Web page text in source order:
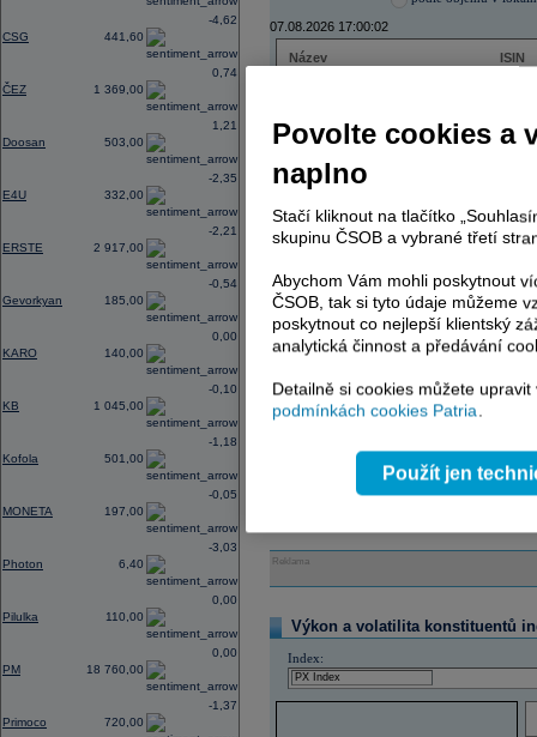
CSG 441,60
-4,62
ČEZ 1 369,00
0,74
Doosan 503,00
1,21
E4U 332,00
-2,35
ERSTE 2 917,00
-2,21
Gevorkyan 185,00
-0,54
KARO 140,00
0,00
KB 1 045,00
-0,10
Kofola 501,00
-1,18
MONETA 197,00
-0,05
Photon 6,40
-3,03
Pilulka 110,00
0,00
PM 18 760,00
0,00
Primoco 720,00
-1,37
07.08.2026 17:00:02
Název
ISIN
ERSTE BANK
TMR
AD index - vývoj
Region
Reklama
Výkon a volatilita konstituentů
Index:
Povolte cookies a
naplno
Stačí kliknout na tlačítko
skupinu ČSOB a vybrané třetí
Abychom Vám mohli poskytnout
ČSOB, tak si tyto údaje můžeme
poskytnout co nejlepší klientský
analytická činnost a předávání
Detailně si cookies můžete
podmínkách cookies Patria.
Použít jen